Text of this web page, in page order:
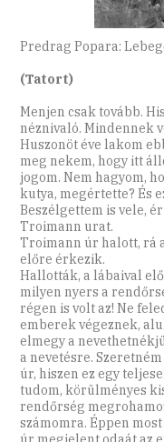
Predrag Popara:
(Tatort)
Menjen csak tovább.
néznivaló. Mindennek
Huszonöt éve lakom
meg nekem, hogy itt
jogom. Nem hagyom,
kutya, megértette? És
Beszélgettem is vele,
Troimann urat.
Troimann úr halott, rá
előre érkezik.
Hallották, a lábaival
milyen nyers a
régen is volt az! Ne
emberek végeznek,
elmegy a
a nevetésre.
úr, hiszen ez egy
tudom, körülményes
rendőrség
számomra. Éppen